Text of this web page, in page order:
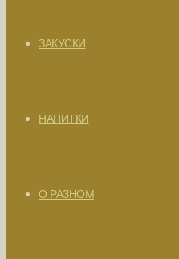
ЗАКУСКИ
НАПИТКИ
О РАЗНОМ